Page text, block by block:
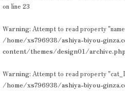
on line 23
Warning: Attempt to read property
/home/xs796938/ashiya-biyou-
content/themes/design01/archive.php
Warning: Attempt to read property
/home/xs796938/ashiya-biyou-